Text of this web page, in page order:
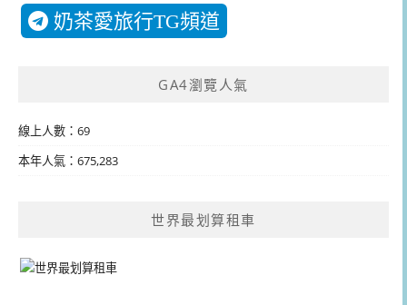
奶茶愛旅行TG頻道
GA4瀏覽人氣
線上人數：69
本年人氣：675,283
世界最划算租車